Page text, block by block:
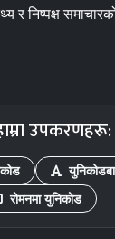
र निष्पक्ष
उपकरणहरू:
रोमनमा युनिकोड